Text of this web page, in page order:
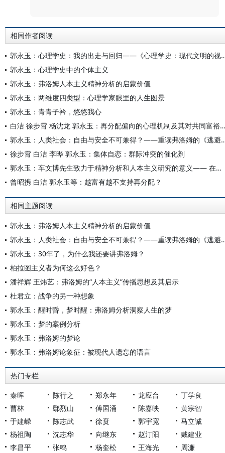
相同作者阅读
郭永玉：心理学史：我的出走
郭永玉：心理学史中的个体主义
郭永玉：弗洛姆人本主义精神分析的启蒙价值
郭永玉：两维度四类型：心理学家眼里的人生图景
郭永玉：青青子衿，悠悠我心
白洁 徐步霄 杨沈龙 郭永玉：再分配偏向的心理机制及其对共同富裕的启示
郭永玉：人类社会：自由与安
徐步霄 白洁 李晔 郭永玉：集体自恋：群际冲突的催化剂
郭永玉：车文博先生致力于精神分析和人本主义研究的意义—— 在车文博先生追思会上的发言
曾昭携 白洁 郭永玉等：越富有越不支持再分配？
相同主题阅读
郭永玉：弗洛姆人本主义精神分析的启蒙价值
郭永玉：人类社会：自由与安
郭永玉：30年了，为什么我还要讲弗洛姆？
柏拉图主义者为何这么好色？
潘祥辉 王炜艺：弗洛姆的“人本主义”传播思想及其启示
杜君立：战争的另一种想象
郭永玉：醒时昏，梦时醒：弗洛姆分析洞察人生的梦
郭永玉：梦的案例分析
郭永玉：弗洛姆的梦论
郭永玉：弗洛姆论象征：被现代人遗忘的语言
热门专栏
秦晖 陈行之 郑永年 龙应台
丁学良
曹林
鄢烈山 傅国涌 陈嘉映
黄宗智
于建嵘
陈志武 徐贲 郭宇宽
马立诚
杨祖陶
沈志华 向继东 赵汀阳
戴建业
李昌平
张鸣 杨奎松 王海光 周濂